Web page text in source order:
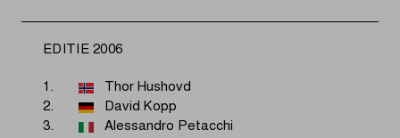
EDITIE 2006
1.
Thor Hushovd
2.
David Kopp
3.
Alessandro Petacchi